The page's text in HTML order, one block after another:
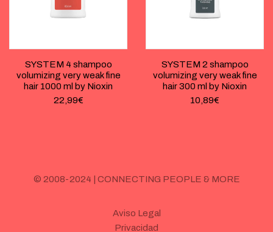
SYSTEM 4 shampoo
volumizing very weak fine
hair 1000 ml by Nioxin
22,99€
SYSTEM 2 shampoo
volumizing very weak fine
hair 300 ml by Nioxin
10,89€
© 2008-2024 | CONNECTING PEOPLE & MORE
Aviso Legal
Privacidad